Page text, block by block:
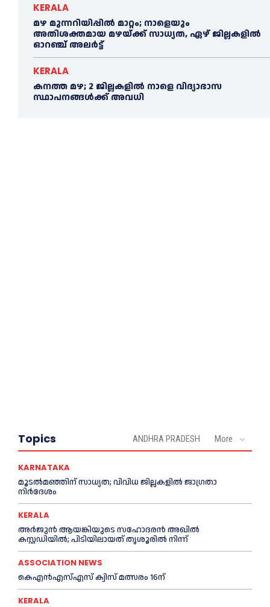
KERALA
മഴ മുന്നറിയിപ്പിൽ മാറ്റം; നാളെയും
അതിശക്തമായ മഴയ്ക്ക് സാധ്യത, ഏഴ് ജില്ലകളിൽ
ഓറഞ്ച് അലർട്ട്
KERALA
കനത്ത മഴ; 2 ജില്ലകളില്‍ നാളെ വിദ്യാഭാസ
സ്ഥാപനങ്ങള്‍ക്ക് അവധി
Topics ANDHRA PRADESH More
KARNATAKA
മൂടൽമഞ്ഞിന് സാധ്യത; വിവിധ ജില്ലകളിൽ ജാഗ്രതാ
നിർദേശം
KERALA
അര്‍ജുന്‍ ആയങ്കിയുടെ സഹോദരന്‍ അഖില്‍
കസ്റ്റഡിയില്‍; പിടിയിലായത് തൃശൂരില്‍ നിന്ന്
ASSOCIATION NEWS
കെഎൻഎസ്എസ് ക്വിസ് മത്സരം 16ന്
KERALA